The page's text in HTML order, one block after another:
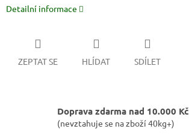
Detailní informace
ZEPTAT SE HLÍDAT SDÍLET
Doprava zdarma nad 10.000 Kč
(nevztahuje se na zboží 40kg+)